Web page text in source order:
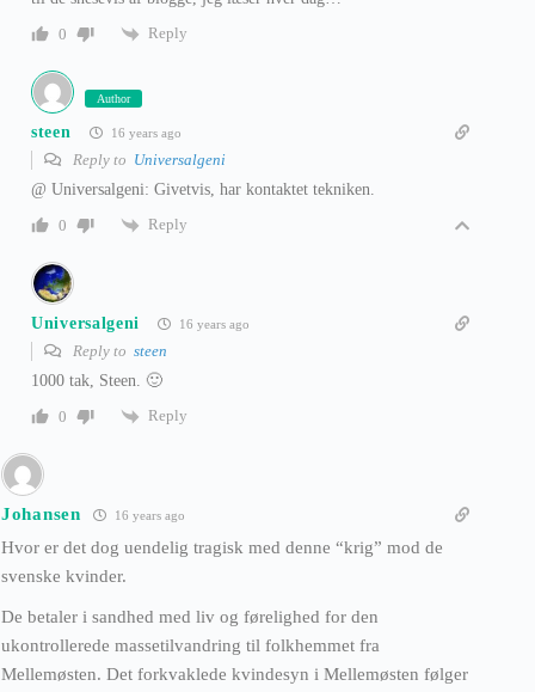
0
Reply
Author
steen 16 years ago
Reply to Universalgeni
@ Universalgeni: Givetvis, har kontaktet tekniken.
0
Reply
Universalgeni 16 years ago
Reply to steen
1000 tak, Steen. 🙂
0
Reply
Johansen 16 years ago
Hvor er det dog uendelig tragisk med denne “krig” mod de
svenske kvinder.
De betaler i sandhed med liv og førelighed for den
ukontrollerede massetilvandring til folkhemmet fra
Mellemøsten. Det forkvaklede kvindesyn i Mellemøsten følger